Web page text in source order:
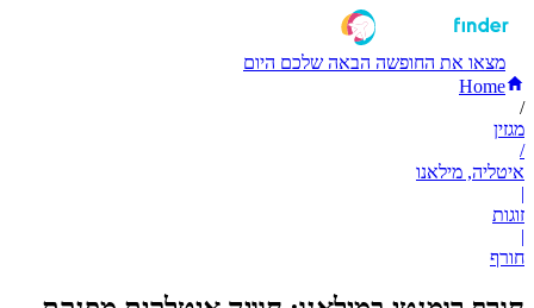
מצאו את החופשה הבאה שלכם היום
Home
/
מגזין
/
איטליה, מילאנו
|
זוגות
|
חורף